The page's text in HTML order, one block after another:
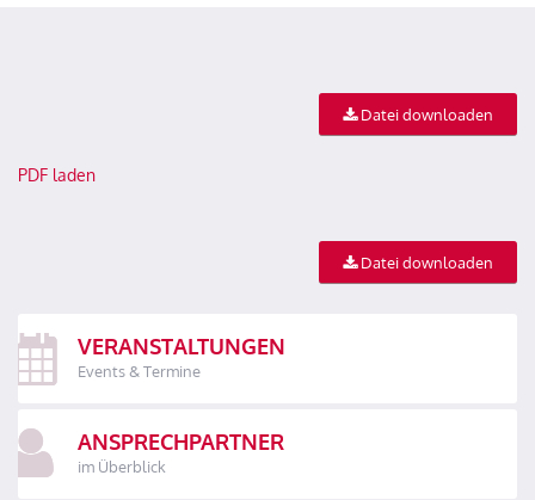
Datei downloaden
PDF laden
Datei downloaden
VERANSTALTUNGEN
Events & Termine
ANSPRECHPARTNER
im Überblick